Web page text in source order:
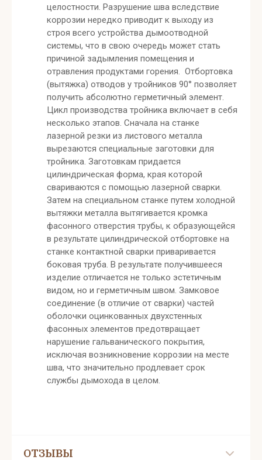
целостности. Разрушение шва вследствие
коррозии нередко приводит к выходу из
строя всего устройства дымоотводной
системы, что в свою очередь может стать
причиной задымления помещения и
отравления продуктами горения. Отбортовка
(вытяжка) отводов у тройников 90° позволяет
получить абсолютно герметичный элемент.
Цикл производства тройника включает в себя
несколько этапов. Сначала на станке
лазерной резки из листового металла
вырезаются специальные заготовки для
тройника. Заготовкам придается
цилиндрическая форма, края которой
свариваются с помощью лазерной сварки.
Затем на специальном станке путем холодной
вытяжки металла вытягивается кромка
фасонного отверстия трубы, к образующейся
в результате цилиндрической отбортовке на
станке контактной сварки приваривается
боковая труба. В результате получившееся
изделие отличается не только эстетичным
видом, но и герметичным швом. Замковое
соединение (в отличие от сварки) частей
оболочки оцинкованных двухстенных
фасонных элементов предотвращает
нарушение гальванического покрытия,
исключая возникновение коррозии на месте
шва, что значительно продлевает срок
службы дымохода в целом.
ОТЗЫВЫ